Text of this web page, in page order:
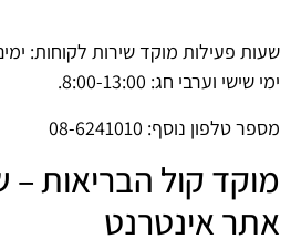
שעות פעילות מוקד שירות לקוחות: ימים א'-ה':
ימי שישי וערבי חג: 8:00-13:00.
מספר טלפון נוסף: 08-6241010
מוקד קול הבריאות –
אתר אינטרנט